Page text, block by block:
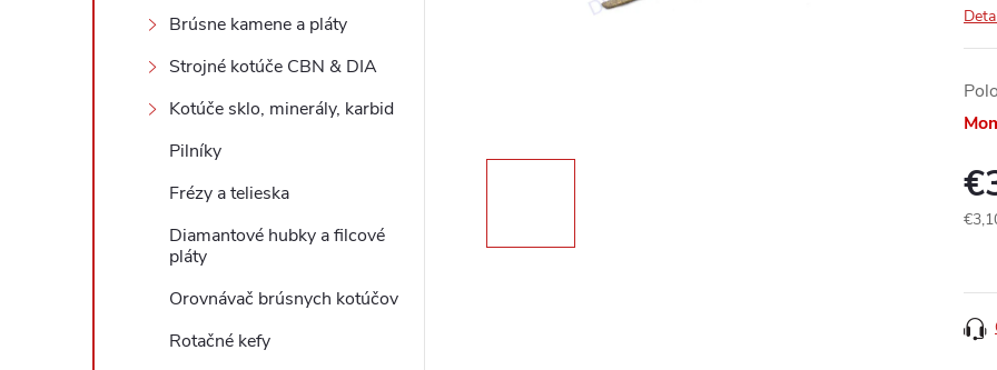
Brúsne kamene a pláty
Strojné kotúče CBN & DIA
Kotúče sklo, minerály, karbid
Pilníky
Frézy a telieska
Diamantové hubky a filcové
pláty
Orovnávač brúsnych kotúčov
Rotačné kefy